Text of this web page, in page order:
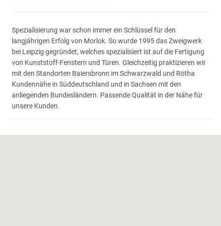
Spezialisierung war schon immer ein Schlüssel für den
langjährigen Erfolg von Morlok. So wurde 1995 das Zweigwerk
bei Leipzig gegründet, welches spezialisiert ist auf die Fertigung
von Kunststoff-Fenstern und Türen. Gleichzeitig praktizieren wir
mit den Standorten Baiersbronn im Schwarzwald und Rötha
Kundennähe in Süddeutschland und in Sachsen mit den
anliegenden Bundesländern. Passende Qualität in der Nähe für
unsere Kunden.